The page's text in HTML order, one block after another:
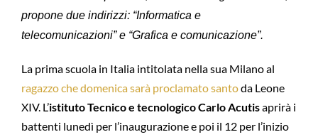
propone due indirizzi: “Informatica e
telecomunicazioni” e “Grafica e comunicazione”.
La prima scuola in Italia intitolata nella sua Milano al
ragazzo che domenica sarà proclamato santoda Leone
XIV. L’istituto Tecnico e tecnologico Carlo Acutisaprirà i
battenti lunedì per l’inaugurazione e poi il 12 per l’inizio